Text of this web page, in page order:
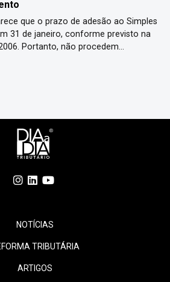
que o prazo de adesão ao Simples
31 de janeiro, conforme previsto na
Portanto, não procedem
mencionando prorrogação
NOTÍCIAS
TRIBUTÁRIA
ARTIGOS